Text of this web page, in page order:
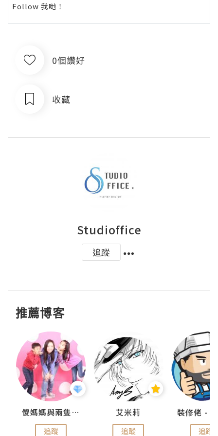
Follow 我哋 ！
0個讚好
收藏
Studioffice
追蹤
推薦博客
儍媽媽與兩隻小魔怪之家
追蹤
艾米莉
追蹤 追蹤